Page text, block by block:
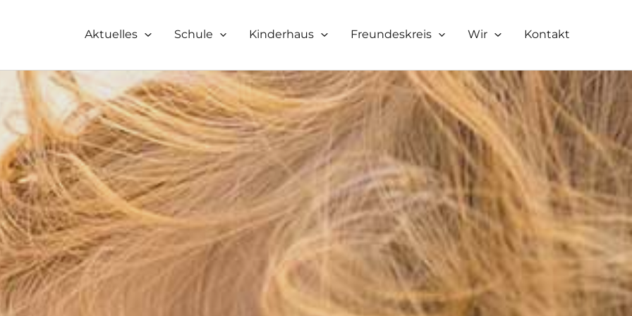
Aktuelles Schule Kinderhaus Freundeskreis Wir Kontakt